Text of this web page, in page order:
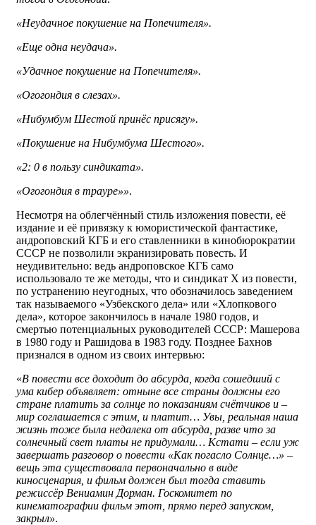
«Неудачное покушение на Попечителя».
«Еще одна неудача».
«Удачное покушение на Попечителя».
«Огогондия в слезах».
«Нибумбум Шестой принёс присягу».
«Покушение на Нибумбума Шестого».
«2: 0 в пользу синдиката».
«Огогондия в трауре»».
Несмотря на облегчённый стиль изложения повести, её
издание и её привязку к юмористической фантастике,
андроповский КГБ и его ставленники в кинобюрократии
СССР не позволили экранизировать повесть. И
неудивительно: ведь андроповское КГБ само
использовало те же методы, что и синдикат Х из повести,
по устранению неугодных, что обозначилось заведением
так называемого «Узбекского дела» или «Хлопкового
дела», которое закончилось в начале 1980 годов, и
смертью потенциальных руководителей СССР: Машерова
в 1980 году и Рашидова в 1983 году. Позднее Бахнов
признался в одном из своих интервью:
«В повести все доходит до абсурда, когда сошедший с
ума кибер объявляет: отныне все страны должны его
стране платить за солнце по показаниям счётчиков и –
мир соглашается с этим, и платит… Увы, реальная наша
жизнь тоже была недалека от абсурда, разве что за
солнечный свет платы не придумали… Кстати – если уж
завершать разговор о повести «Как погасло Солнце…» –
вещь эта существовала первоначально в виде
киносценария, и фильм должен был тогда ставить
режиссёр Вениамин Дорман. Госкомитет по
кинематографии фильм этот, прямо перед запуском,
закрыл».